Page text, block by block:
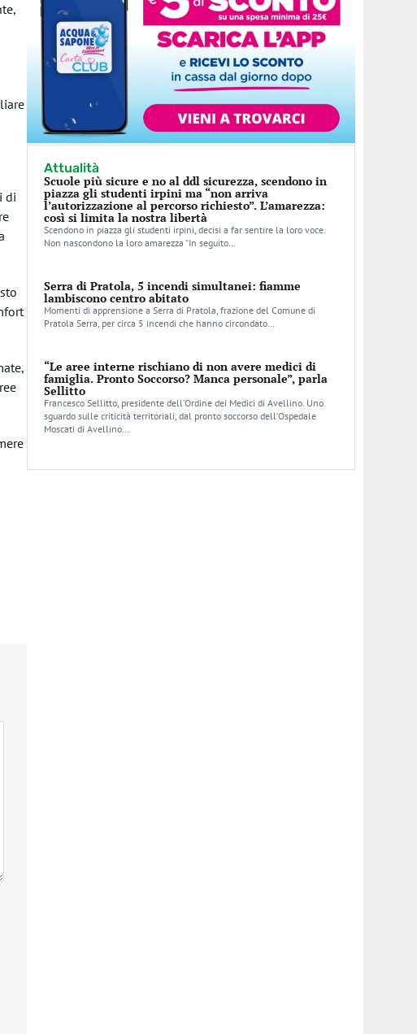
di
Attualità
Scuole più sicure e no al ddl sicurezza, scendono in
piazza gli studenti irpini ma “non arriva
l’autorizzazione al percorso richiesto”. L’amarezza:
così si limita la nostra libertà
Scendono in piazza gli studenti irpini, decisi a far sentire la loro voce.
Non nascondono la loro amarezza “In seguito…
Serra di Pratola, 5 incendi simultanei: fiamme
lambiscono centro abitato
Momenti di apprensione a Serra di Pratola, frazione del Comune di
Pratola Serra, per circa 5 incendi che hanno circondato…
“Le aree interne rischiano di non avere medici di
famiglia. Pronto Soccorso? Manca personale”, parla
Sellitto
Francesco Sellitto, presidente dell’Ordine dei Medici di Avellino. Uno
sguardo sulle criticità territoriali, dal pronto soccorso dell’Ospedale
Moscati di Avellino…